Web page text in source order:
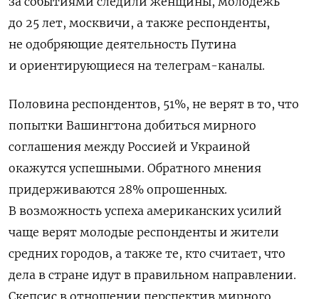
до 25 лет, москвичи, а также респонденты,
не одобряющие деятельность Путина
и ориентирующиеся на телеграм-каналы.
Половина респондентов, 51%, не верят в то, что
попытки Вашингтона добиться мирного
соглашения между Россией и Украиной
окажутся успешными. Обратного мнения
придерживаются 28% опрошенных.
В возможность успеха американских усилий
чаще верят молодые респонденты и жители
средних городов, а также те, кто считает, что
дела в стране идут в правильном направлении.
Скепсис в отношении перспектив мирного